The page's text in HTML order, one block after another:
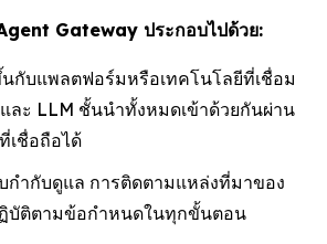
Gateway ประกอบไปด้วย:
กับแพลตฟอร์มหรือเทคโนโลยีที่เชื่อม
ละ LLM ชั้นนำทั้งหมดเข้าด้วยกันผ่าน
เชื่อถือได้
กำกับดูแล การติดตามแหล่งที่มาของ
บัติตามข้อกำหนดในทุกขั้นตอน